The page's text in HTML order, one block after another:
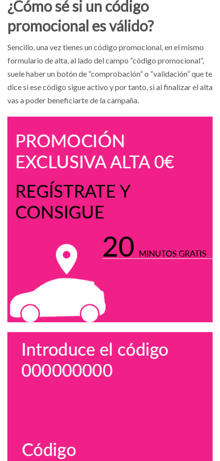
¿Cómo sé si un código
promocional es válido?
Sencillo, una vez tienes un código promocional, en el mismo
formulario de alta, al lado del campo “código promocional”,
suele haber un botón de “comprobación” o “validación” que te
dice si ese código sigue activo y por tanto, si al finalizar el alta
vas a poder beneficiarte de la campaña.